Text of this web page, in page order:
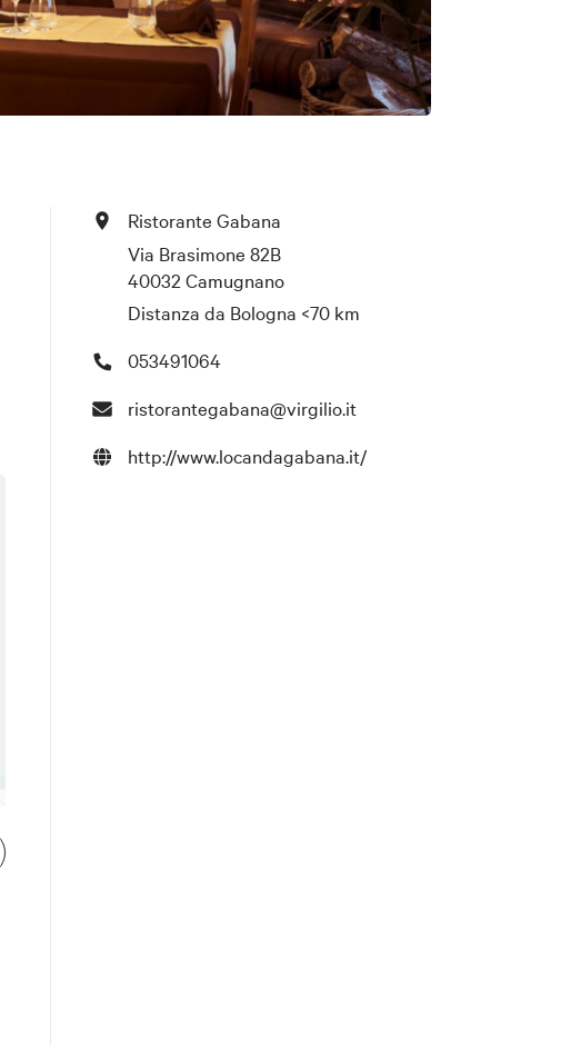
Ristorante Gabana
Via Brasimone 82B
40032 Camugnano
Distanza da Bologna <70 km
053491064
ristorantegabana@virgilio.it
http://www.locandagabana.it/